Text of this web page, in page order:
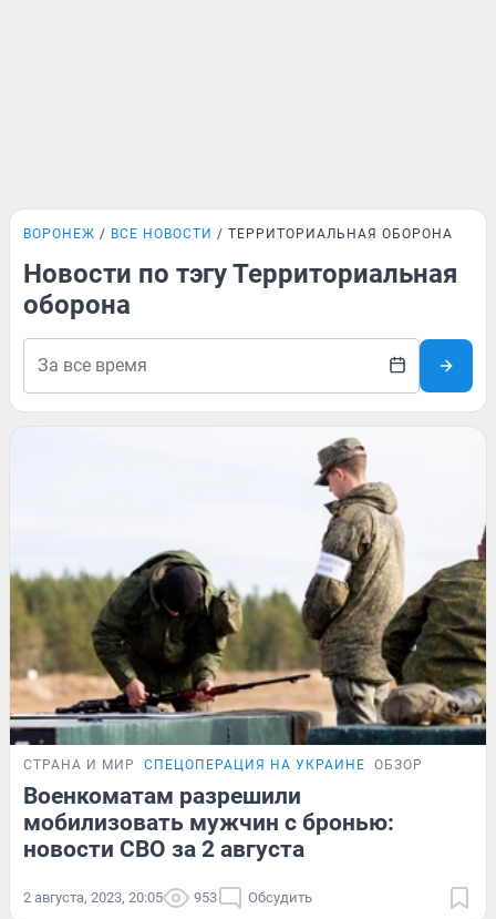
ВОРОНЕЖ ВСЕ НОВОСТИ ТЕРРИТОРИАЛЬНАЯ ОБОРОНА
Новости по тэгу Территориальная
оборона
СТРАНА И МИР СПЕЦОПЕРАЦИЯ НА УКРАИНЕ ОБЗОР
Военкоматам разрешили
мобилизовать мужчин с бронью:
новости СВО за 2 августа
2 августа, 2023, 20:05 953 Обсудить